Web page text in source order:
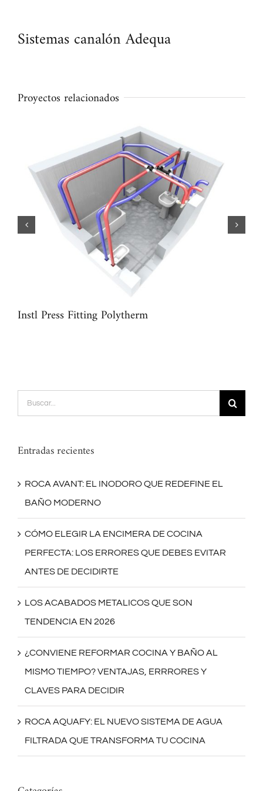
Sistemas canalón Adequa
Proyectos relacionados
Instl Press Fitting Polytherm
Buscar:
Entradas recientes
ROCA AVANT: EL INODORO QUE REDEFINE EL
BAÑO MODERNO
CÓMO ELEGIR LA ENCIMERA DE COCINA
PERFECTA: LOS ERRORES QUE DEBES EVITAR
ANTES DE DECIDIRTE
LOS ACABADOS METALICOS QUE SON
TENDENCIA EN 2026
¿CONVIENE REFORMAR COCINA Y BAÑO AL
MISMO TIEMPO? VENTAJAS, ERRRORES Y
CLAVES PARA DECIDIR
ROCA AQUAFY: EL NUEVO SISTEMA DE AGUA
FILTRADA QUE TRANSFORMA TU COCINA